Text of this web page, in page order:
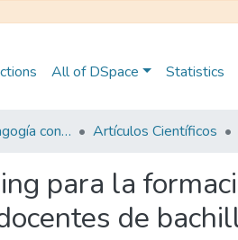
All of DSpace Statistics
Maestría en Pedagogía con Mención en Formación Técnica y Profesional Artículos Científicos
para la
de